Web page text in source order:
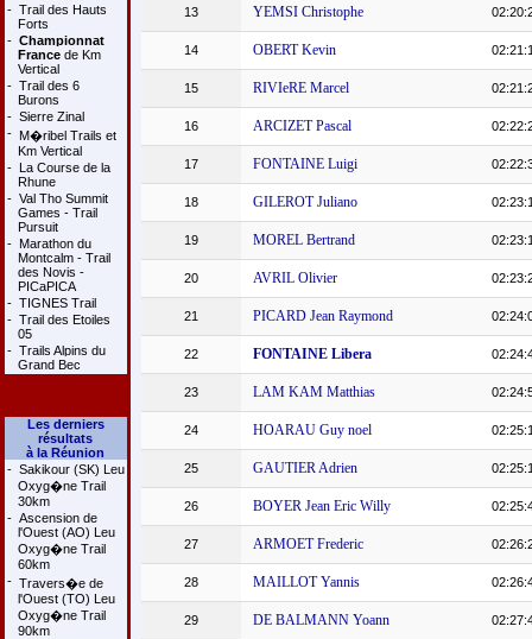
- Trail des Hauts
Forts
- Championnat
Francede Km
Vertical
- Trail des 6
Burons
- Sierre Zinal
- M�ribel Trails et
Km Vertical
- La Course de la
Rhune
- Val Tho Summit
Games - Trail
Pursuit
- Marathon du
Montcalm - Trail
des Novis -
PICaPICA
- TIGNES Trail
- Trail des Etoiles
05
- Trails Alpins du
Grand Bec
Les derniers
résultats
à la Réunion
- Sakikour (SK) Leu
Oxyg�ne Trail
30km
- Ascension de
l'Ouest (AO) Leu
Oxyg�ne Trail
60km
- Travers�e de
l'Ouest (TO) Leu
Oxyg�ne Trail
90km
13 YEMSI Christophe
14 OBERT Kevin
15 RIVIeRE Marcel
16 ARCIZET Pascal
17 FONTAINE Luigi
18 GILEROT Juliano
19 MOREL Bertrand
20 AVRIL Olivier
21 PICARD Jean Raymond
22 FONTAINE Libera
23 LAM KAM Matthias
24 HOARAU Guy noel
25 GAUTIER Adrien
26 BOYER Jean Eric Willy
27 ARMOET Frederic
28 MAILLOT Yannis
29 DE BALMANN Yoann